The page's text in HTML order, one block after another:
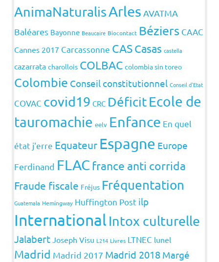
AnimaNaturalisArles AVATMA
Baléares Bayonne Beaucaire Biocontact Béziers CAAC
Cannes 2017 Carcassonne CASCasas castella
cazarrata charollois COLBAC colombia sin toreo
Colombie Conseil constitutionnel Conseil d'Etat
COVAC covid19 CRC DéficitEcole de
tauromachie eelv Enfance En quel
état j'erre Equateur Espagne Europe
Ferdinand FLAC france anti corrida
Fraude fiscale Fréjus Fréquentation
Guatemala Hemingway Huffington Post ilp
International Intox culturelle
Jalabert Joseph Visu L214 Livres LTNEC lunel
Madrid Madrid 2017 Madrid 2018 Margé